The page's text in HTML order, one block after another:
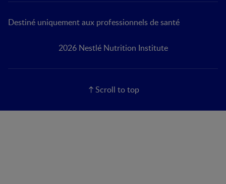
Destiné uniquement aux professionnels de santé
2026 Nestlé Nutrition Institute
Scroll to top